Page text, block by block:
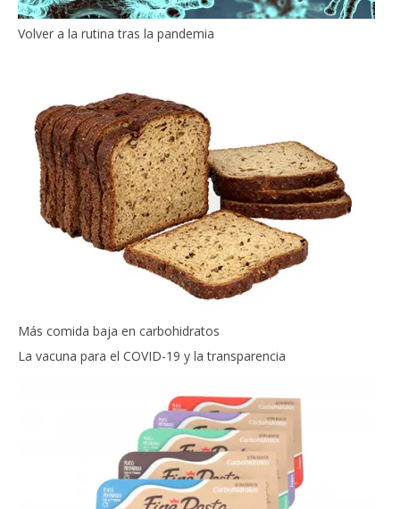
Volver a la rutina tras la pandemia
Más comida baja en carbohidratos
La vacuna para el COVID-19 y la transparencia